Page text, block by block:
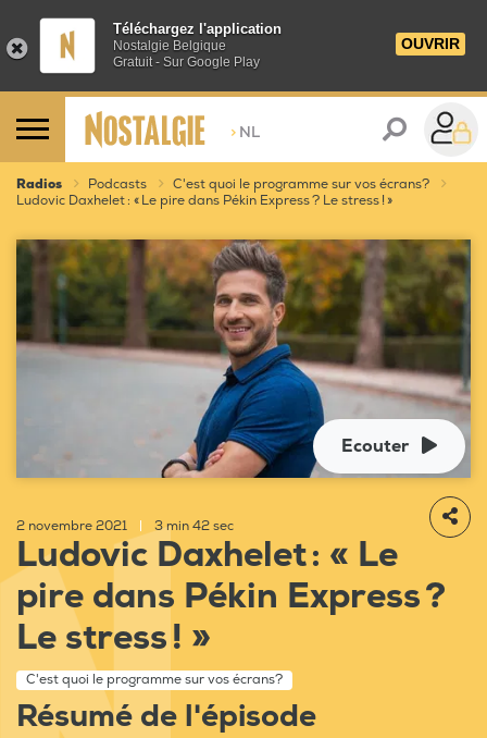
Téléchargez l'application
Nostalgie Belgique
Gratuit - Sur Google Play
OUVRIR
> NL
Radios Podcasts
C'est quoi le programme sur vos écrans?
Ludovic Daxhelet : « Le pire dans Pékin Express ? Le stress ! »
Ecouter
2 novembre 2021 3 min 42 sec
Ludovic Daxhelet : « Le
pire dans Pékin Express ?
Le stress ! »
C'est quoi le programme sur vos écrans?
Résumé de l'épisode